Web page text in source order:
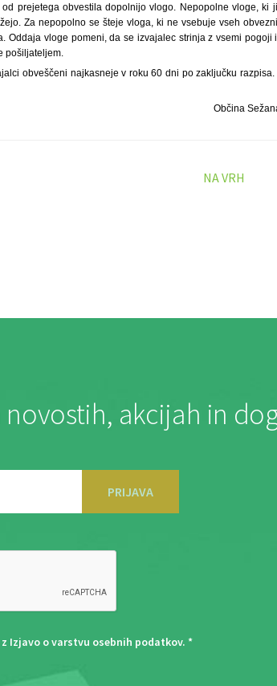
prejetega obvestila dopolnijo vlogo. Nepopolne vloge, ki
Za nepopolno se šteje vloga, ki ne vsebuje vseh
Oddaja vloge pomeni, da se izvajalec strinja z vsemi pogoji
pošiljateljem.
obveščeni najkasneje v roku 60 dni po zaključku razpisa.
Občina
NA VRH
novostih, akcijah in
PRIJAVA
Izjavo o varstvu osebnih podatkov. *